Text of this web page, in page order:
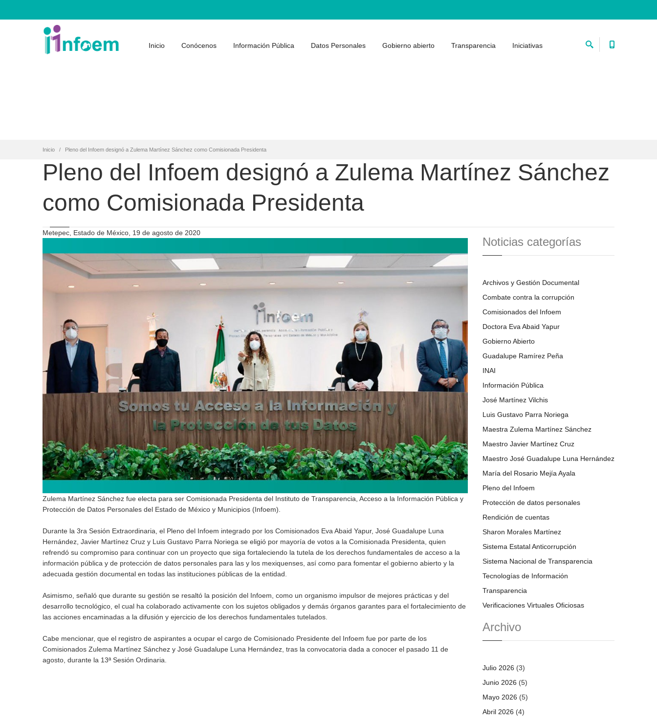
Inicio Conócenos Información Pública Datos Personales Gobierno abierto Transparencia Iniciativas
Inicio Pleno del Infoem designó a Zulema Martínez Sánchez como Comisionada Presidenta
Pleno del Infoem designó a Zulema Martínez Sánchez
como Comisionada Presidenta
Metepec, Estado de México, 19 de agosto de 2020
Zulema Martínez Sánchez fue electa para ser Comisionada Presidenta del Instituto de Transparencia, Acceso a la Información Pública y
Protección de Datos Personales del Estado de México y Municipios (Infoem).
Durante la 3ra Sesión Extraordinaria, el Pleno del Infoem integrado por los Comisionados Eva Abaid Yapur, José Guadalupe Luna
Hernández, Javier Martínez Cruz y Luis Gustavo Parra Noriega se eligió por mayoría de votos a la Comisionada Presidenta, quien
refrendó su compromiso para continuar con un proyecto que siga fortaleciendo la tutela de los derechos fundamentales de acceso a la
información pública y de protección de datos personales para las y los mexiquenses, así como para fomentar el gobierno abierto y la
adecuada gestión documental en todas las instituciones públicas de la entidad.
Asimismo, señaló que durante su gestión se resaltó la posición del Infoem, como un organismo impulsor de mejores prácticas y del
desarrollo tecnológico, el cual ha colaborado activamente con los sujetos obligados y demás órganos garantes para el fortalecimiento de
las acciones encaminadas a la difusión y ejercicio de los derechos fundamentales tutelados.
Cabe mencionar, que el registro de aspirantes a ocupar el cargo de Comisionado Presidente del Infoem fue por parte de los
Comisionados Zulema Martínez Sánchez y José Guadalupe Luna Hernández, tras la convocatoria dada a conocer el pasado 11 de
agosto, durante la 13ª Sesión Ordinaria.
Noticias categorías
Archivos y Gestión Documental
Combate contra la corrupción
Comisionados del Infoem
Doctora Eva Abaid Yapur
Gobierno Abierto
Guadalupe Ramírez Peña
INAI
Información Pública
José Martínez Vilchis
Luis Gustavo Parra Noriega
Maestra Zulema Martínez Sánchez
Maestro Javier Martínez Cruz
Maestro José Guadalupe Luna Hernández
María del Rosario Mejía Ayala
Pleno del Infoem
Protección de datos personales
Rendición de cuentas
Sharon Morales Martínez
Sistema Estatal Anticorrupción
Sistema Nacional de Transparencia
Tecnologías de Información
Transparencia
Verificaciones Virtuales Oficiosas
Archivo
Julio 2026 (3)
Junio 2026 (5)
Mayo 2026 (5)
Abril 2026 (4)